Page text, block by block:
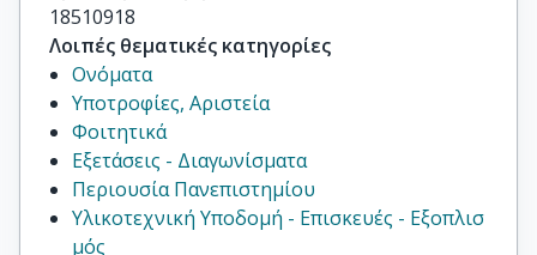
18510918
Λοιπές θεματικές κατηγορίες
Ονόματα
Υποτροφίες, Αριστεία
Φοιτητικά
Εξετάσεις - Διαγωνίσματα
Περιουσία Πανεπιστημίου
Υλικοτεχνική Υποδομή - Επισκευές - Εξοπλισ
μός